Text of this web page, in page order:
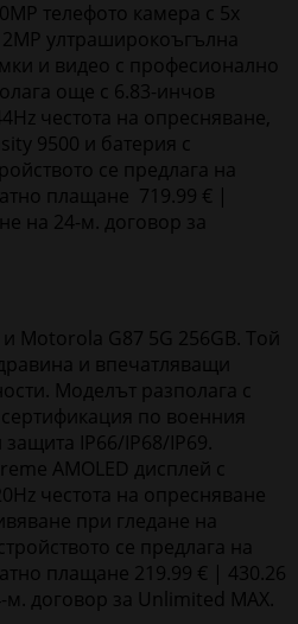
телефото камера с 5x
ултраширокоъгълна
и видео с професионално
още с 6.83-инчов
честота на опресняване,
9500 и батерия с
се предлага на
плащане 719.99 € |
на 24-м. договор за
Motorola G87 5G 256GB. Той
и впечатляващи
Моделът разполага с
по военния
защита IP66/IP68/IP69.
AMOLED дисплей с
честота на опресняване
при гледане на
се предлага на
плащане 219.99 € | 430.26
договор за Unlimited MAX.